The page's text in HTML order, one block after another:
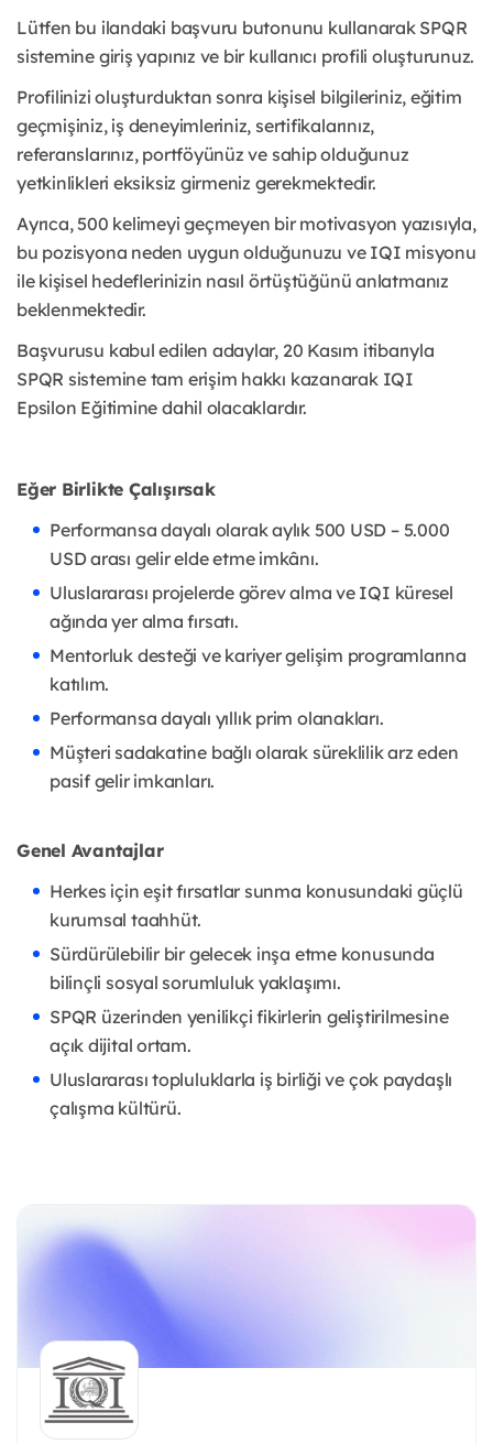
Lütfen bu ilandaki başvuru butonunu kullanarak SPQR
sistemine giriş yapınız ve bir kullanıcı profili oluşturunuz.
Profilinizi oluşturduktan sonra kişisel bilgileriniz, eğitim
geçmişiniz, iş deneyimleriniz, sertifikalarınız,
referanslarınız, portföyünüz ve sahip olduğunuz
yetkinlikleri eksiksiz girmeniz gerekmektedir.
Ayrıca, 500 kelimeyi geçmeyen bir motivasyon yazısıyla,
bu pozisyona neden uygun olduğunuzu ve IQI misyonu
ile kişisel hedeflerinizin nasıl örtüştüğünü anlatmanız
beklenmektedir.
Başvurusu kabul edilen adaylar, 20 Kasım itibarıyla
SPQR sistemine tam erişim hakkı kazanarak IQI
Epsilon Eğitimine dahil olacaklardır.
Eğer Birlikte Çalışırsak
Performansa dayalı olarak aylık 500 USD – 5.000
USD arası gelir elde etme imkânı.
Uluslararası projelerde görev alma ve IQI küresel
ağında yer alma fırsatı.
Mentorluk desteği ve kariyer gelişim programlarına
katılım.
Performansa dayalı yıllık prim olanakları.
Müşteri sadakatine bağlı olarak süreklilik arz eden
pasif gelir imkanları.
Genel Avantajlar
Herkes için eşit fırsatlar sunma konusundaki güçlü
kurumsal taahhüt.
Sürdürülebilir bir gelecek inşa etme konusunda
bilinçli sosyal sorumluluk yaklaşımı.
SPQR üzerinden yenilikçi fikirlerin geliştirilmesine
açık dijital ortam.
Uluslararası topluluklarla iş birliği ve çok paydaşlı
çalışma kültürü.